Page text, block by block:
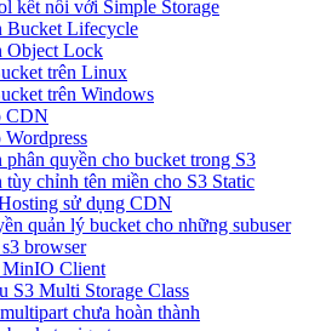
kết nối với Simple Storage
Bucket Lifecycle
Object Lock
trên Linux
trên Windows
CDN
phân quyền cho bucket trong S3
tùy chỉnh tên miền cho S3 Static
sử dụng CDN
quản lý bucket cho những subuser
browser
MinIO Client
S3 Multi Storage Class
chưa hoàn thành